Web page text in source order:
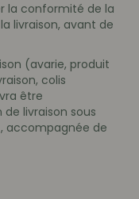
la conformité de la
livraison, avant de
(avarie, produit
colis
être
livraison sous
accompagnée de